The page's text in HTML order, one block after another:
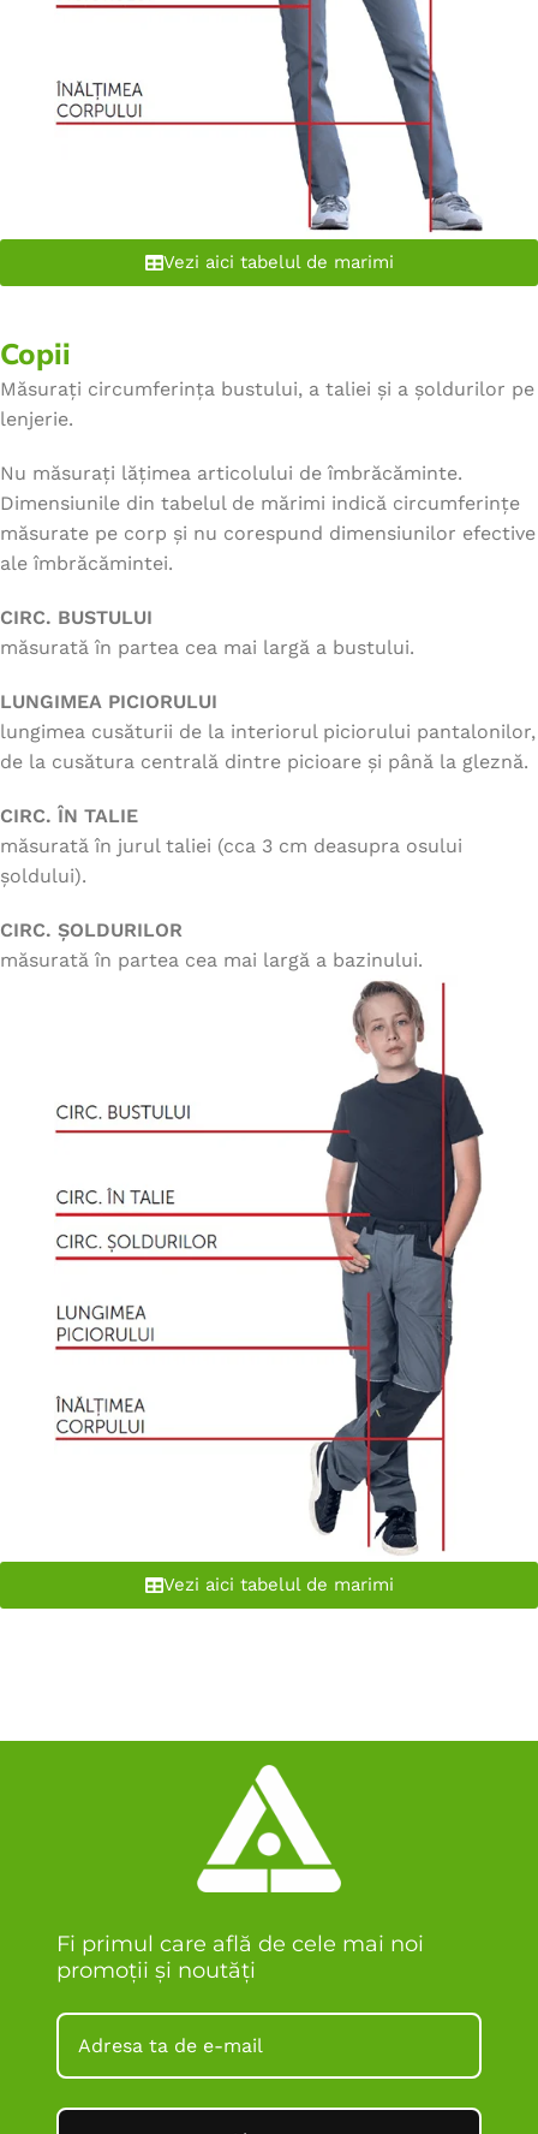
Vezi aici tabelul de marimi
Copii
Măsurați circumferința bustului, a taliei și a șoldurilor pe
lenjerie.
Nu măsurați lățimea articolului de îmbrăcăminte.
Dimensiunile din tabelul de mărimi indică circumferințe
măsurate pe corp și nu corespund dimensiunilor efective
ale îmbrăcămintei.
CIRC. BUSTULUI
măsurată în partea cea mai largă a bustului.
LUNGIMEA PICIORULUI
lungimea cusăturii de la interiorul piciorului pantalonilor,
de la cusătura centrală dintre picioare și până la gleznă.
CIRC. ÎN TALIE
măsurată în jurul taliei (cca 3 cm deasupra osului
șoldului).
CIRC. ȘOLDURILOR
măsurată în partea cea mai largă a bazinului.
Vezi aici tabelul de marimi
Fi primul care află de cele mai noi
promoții și noutăți